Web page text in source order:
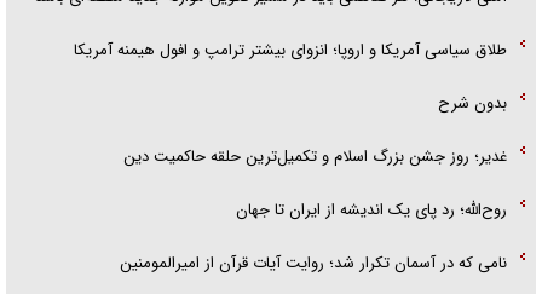
طلاق سیاسی آمریکا و اروپا؛ انزوای بیشتر ترامپ و افول هیمنه آمریکا
بدون شرح
غدیر؛ روز جشن بزرگ اسلام و تکمیل‌ترین حلقه حاکمیت دین
روح‌الله؛ رد پای یک اندیشه از ایران تا جهان
نامی که در آسمان تکرار شد؛ روایت آیات قرآن از امیرالمومنین